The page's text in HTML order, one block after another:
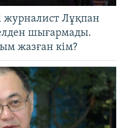
журналист Лұқпан
шығармады.
жазған кім?